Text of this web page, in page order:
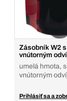
Zásobník W2 s
vnútorným
umelá hmota, s
vnútorným
Prihlásiť sa a